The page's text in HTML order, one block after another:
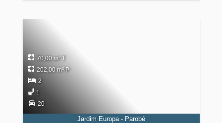
70,00 m² T
202,00 m² P
2
1
20
Jardim Europa - Parobé